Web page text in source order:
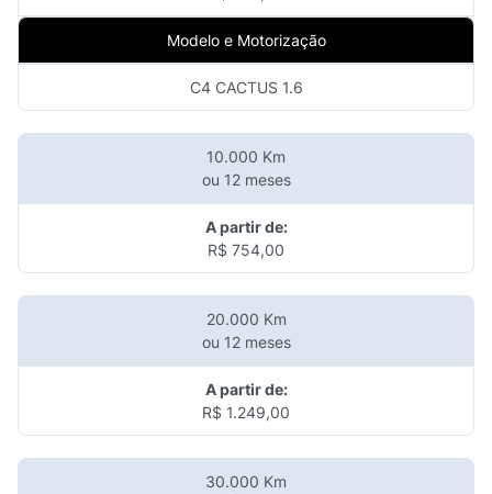
Modelo e Motorização
10.000 Km
ou 12 meses
20.000 Km
ou 12 meses
30.000 Km
C4 CACTUS 1.6
A partir de:
R$ 754,00
A partir de:
R$ 1.249,00